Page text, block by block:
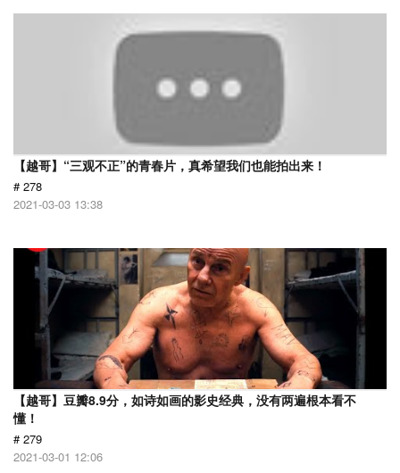
【越哥】“三观不正”的青春片，真希望我们也能拍出来！
# 278
2021-03-03 13:38
【越哥】豆瓣8.9分，如诗如画的影史经典，没有两遍根本看不
懂！
# 279
2021-03-01 12:06